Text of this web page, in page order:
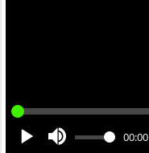
00:00